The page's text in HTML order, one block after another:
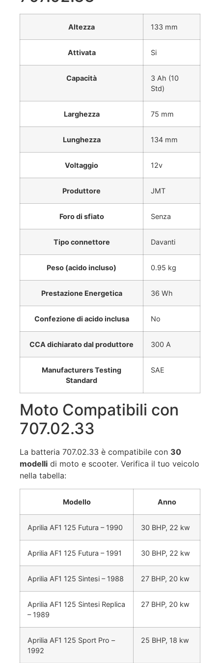
Altezza 133 mm
Attivata Si
Capacità
3 Ah (10
Std)
Larghezza 75 mm
Lunghezza 134 mm
Voltaggio 12v
Produttore JMT
Foro di sfiato Senza
Tipo connettore Davanti
Peso (acido incluso) 0.95 kg
Prestazione Energetica 36 Wh
Confezione di acido inclusa No
CCA dichiarato dal produttore 300 A
Manufacturers Testing
Standard
SAE
Moto Compatibili con
707.02.33
La batteria 707.02.33 è compatibile con 30
modelli di moto e scooter. Verifica il tuo veicolo
nella tabella:
Modello Anno
Aprilia AF1 125 Futura – 1990 30 BHP, 22 kw
Aprilia AF1 125 Futura – 1991 30 BHP, 22 kw
Aprilia AF1 125 Sintesi – 1988 27 BHP, 20 kw
Aprilia AF1 125 Sintesi Replica
– 1989
27 BHP, 20 kw
Aprilia AF1 125 Sport Pro –
1992
25 BHP, 18 kw